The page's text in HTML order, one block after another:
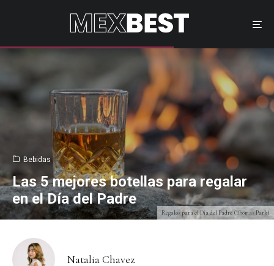
Regalos para el Día del Padre (Thomas Park)
Bebidas
Las 5 mejores botellas para regalar
en el Día del Padre
Natalia Chavez